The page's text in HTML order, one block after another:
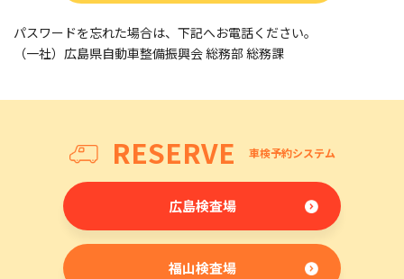
パスワードを忘れた場合は、下記へお電話ください。
（一社）広島県自動車整備振興会 総務部 総務課
RESERVE 車検予約システム
広島検査場
福山検査場